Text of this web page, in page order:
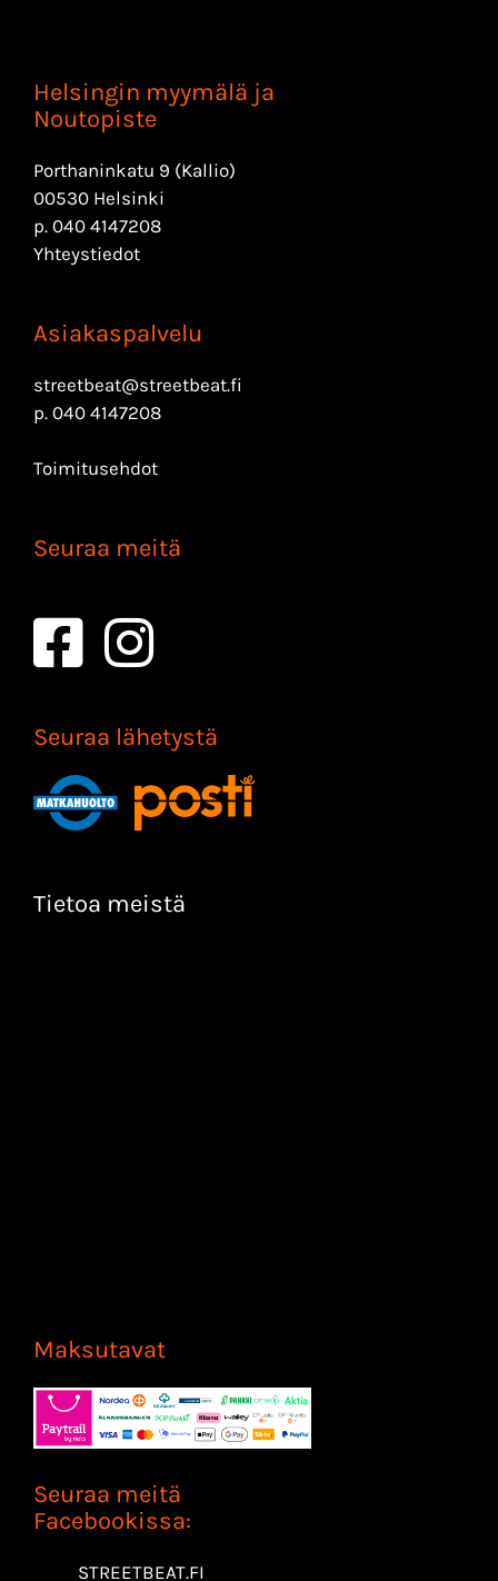
Helsingin myymälä ja
Noutopiste
Porthaninkatu 9 (Kallio)
00530 Helsinki
p. 040 4147208
Yhteystiedot
Asiakaspalvelu
streetbeat@streetbeat.fi
p. 040 4147208
Toimitusehdot
Seuraa meitä
Seuraa lähetystä
Tietoa meistä
Maksutavat
Seuraa meitä
Facebookissa:
STREETBEAT.FI